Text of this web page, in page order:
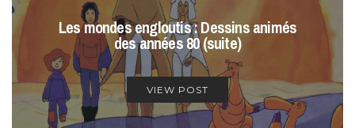
Les mondes engloutis : Dessins animés
des années 80 (suite)
VIEW POST